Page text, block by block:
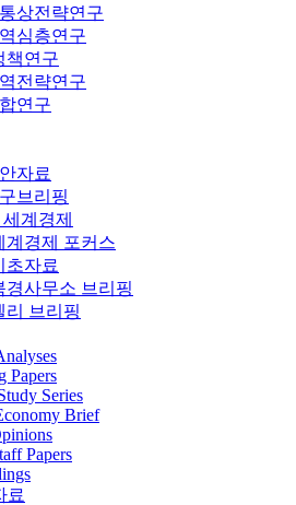
상전략연구
심층연구
책연구
전략연구
연구
자료
브리핑
계경제
계경제 포커스
초자료
경사무소 브리핑
리 브리핑
Papers
Series
Brief
Papers
료